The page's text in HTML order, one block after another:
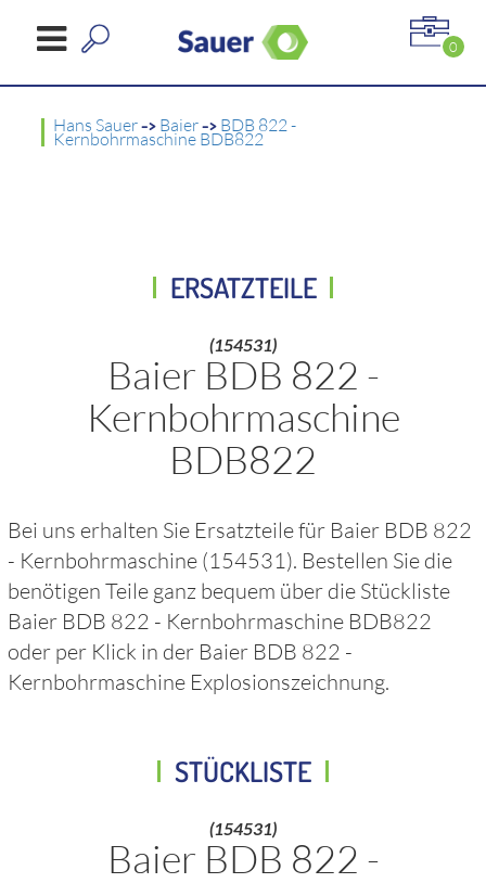
0
Hans Sauer-> Baier-> BDB 822 -
Kernbohrmaschine BDB822
ERSATZTEILE
(154531)
Baier BDB 822 -
Kernbohrmaschine
BDB822
Bei uns erhalten Sie Ersatzteile für Baier BDB 822
- Kernbohrmaschine (154531). Bestellen Sie die
benötigen Teile ganz bequem über die Stückliste
Baier BDB 822 - Kernbohrmaschine BDB822
oder per Klick in der Baier BDB 822 -
Kernbohrmaschine Explosionszeichnung.
STÜCKLISTE
(154531)
Baier BDB 822 -